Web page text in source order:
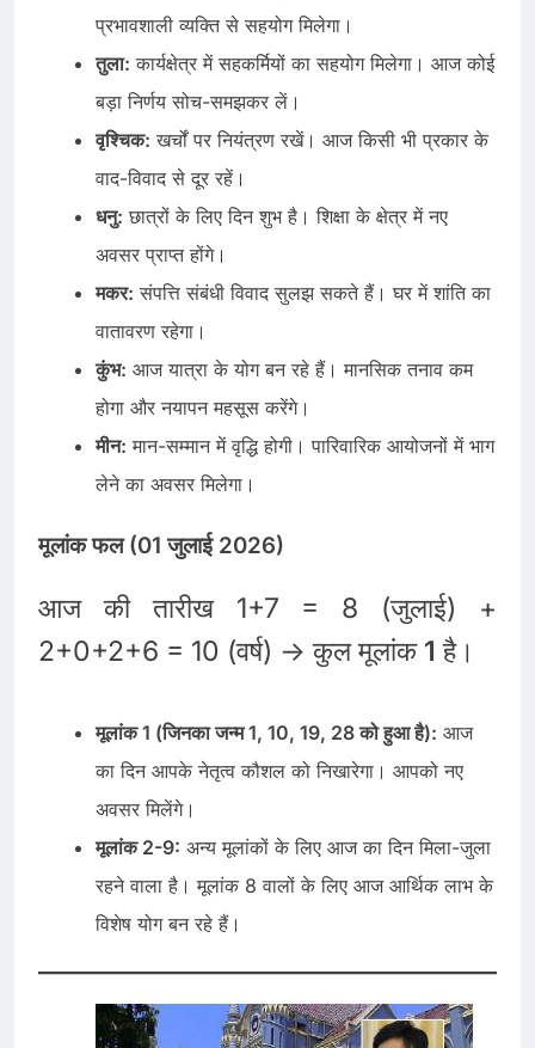
प्रभावशाली व्यक्ति से सहयोग मिलेगा।
तुला: कार्यक्षेत्र में सहकर्मियों का सहयोग मिलेगा। आज कोई
बड़ा निर्णय सोच-समझकर लें।
वृश्चिक: खर्चों पर नियंत्रण रखें। आज किसी भी प्रकार के
वाद-विवाद से दूर रहें।
धनु: छात्रों के लिए दिन शुभ है। शिक्षा के क्षेत्र में नए
अवसर प्राप्त होंगे।
मकर: संपत्ति संबंधी विवाद सुलझ सकते हैं। घर में शांति का
वातावरण रहेगा।
कुंभ: आज यात्रा के योग बन रहे हैं। मानसिक तनाव कम
होगा और नयापन महसूस करेंगे।
मीन: मान-सम्मान में वृद्धि होगी। पारिवारिक आयोजनों में भाग
लेने का अवसर मिलेगा।
मूलांक फल (01 जुलाई 2026)
आज की तारीख 1+7 = 8 (जुलाई) +
2+0+2+6 = 10 (वर्ष) -> कुल मूलांक 1 है।
मूलांक 1 (जिनका जन्म 1, 10, 19, 28 को हुआ है): आज
का दिन आपके नेतृत्व कौशल को निखारेगा। आपको नए
अवसर मिलेंगे।
मूलांक 2-9: अन्य मूलांकों के लिए आज का दिन मिला-जुला
रहने वाला है। मूलांक 8 वालों के लिए आज आर्थिक लाभ के
विशेष योग बन रहे हैं।